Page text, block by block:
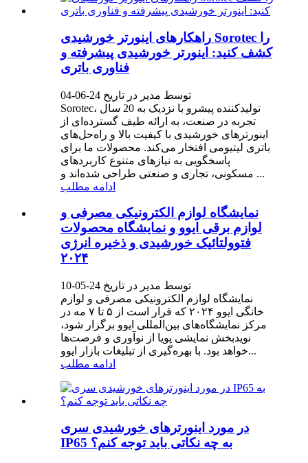
راهکارهای اینورتر خورشیدی Sorotec را
کشف کنید: اینورتر خورشیدی پیشرفته و
فناوری باتری
توسط مدیر در تاریخ 24-06-04
Sorotec، تولیدکننده پیشرو با نزدیک به 20 سال
تجربه در صنعت، به ارائه طیف گسترده‌ای از
اینورترهای خورشیدی با کیفیت بالا و راه‌حل‌های
باتری لیتیومی افتخار می‌کند. محصولات ما برای
پاسخگویی به نیازهای متنوع کاربردهای
مسکونی، تجاری و صنعتی طراحی شده‌اند و ...
ادامه مطلب
نمایشگاه لوازم الکترونیکی مصرفی و
لوازم برقی ایوو و نمایشگاه محصولات
فتوولتائیک خورشیدی و ذخیره انرژی
۲۰۲۴
توسط مدیر در تاریخ 24-05-10
نمایشگاه لوازم الکترونیکی مصرفی و لوازم
خانگی ایوو ۲۰۲۴ که قرار است از ۵ تا ۷ مه در
مرکز نمایشگاه‌های بین‌المللی ایوو برگزار شود،
نویدبخش نمایشی پویا از نوآوری و فرصت‌ها
خواهد بود. با بهره‌گیری از تبلیغات بازار ایوو...
ادامه مطلب
در مورد اینورترهای خورشیدی سری
IP65 به چه نکاتی باید توجه کنم؟